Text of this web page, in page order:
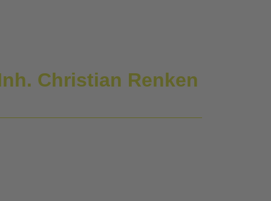
Christian Renken